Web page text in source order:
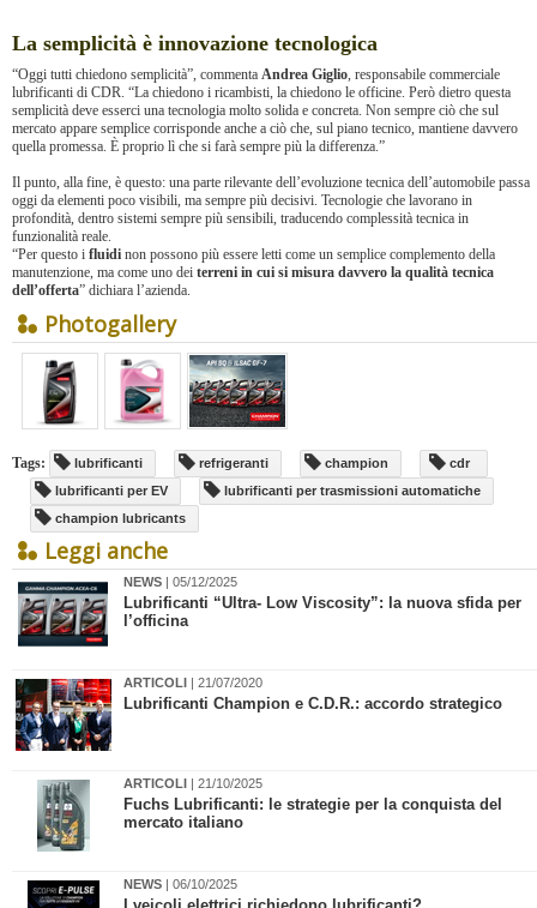
La semplicità è innovazione tecnologica
“Oggi tutti chiedono semplicità”, commenta Andrea Giglio, responsabile commerciale
lubrificanti di CDR. “La chiedono i ricambisti, la chiedono le officine. Però dietro questa
semplicità deve esserci una tecnologia molto solida e concreta. Non sempre ciò che sul
mercato appare semplice corrisponde anche a ciò che, sul piano tecnico, mantiene davvero
quella promessa. È proprio lì che si farà sempre più la differenza.”
Il punto, alla fine, è questo: una parte rilevante dell’evoluzione tecnica dell’automobile passa
oggi da elementi poco visibili, ma sempre più decisivi. Tecnologie che lavorano in
profondità, dentro sistemi sempre più sensibili, traducendo complessità tecnica in
funzionalità reale.
“Per questo i fluidi non possono più essere letti come un semplice complemento della
manutenzione, ma come uno dei terreni in cui si misura davvero la qualità tecnica
dell’offerta” dichiara l’azienda.
Photogallery
Tags: lubrificanti refrigeranti champion
cdr
lubrificanti per EV
lubrificanti per trasmissioni automatiche
champion lubricants
Leggi anche
NEWS | 05/12/2025
Lubrificanti “Ultra- Low Viscosity”: la nuova sfida per
l’officina
ARTICOLI | 21/07/2020
Lubrificanti Champion e C.D.R.: accordo strategico
ARTICOLI | 21/10/2025
Fuchs Lubrificanti: le strategie per la conquista del
mercato italiano
NEWS | 06/10/2025